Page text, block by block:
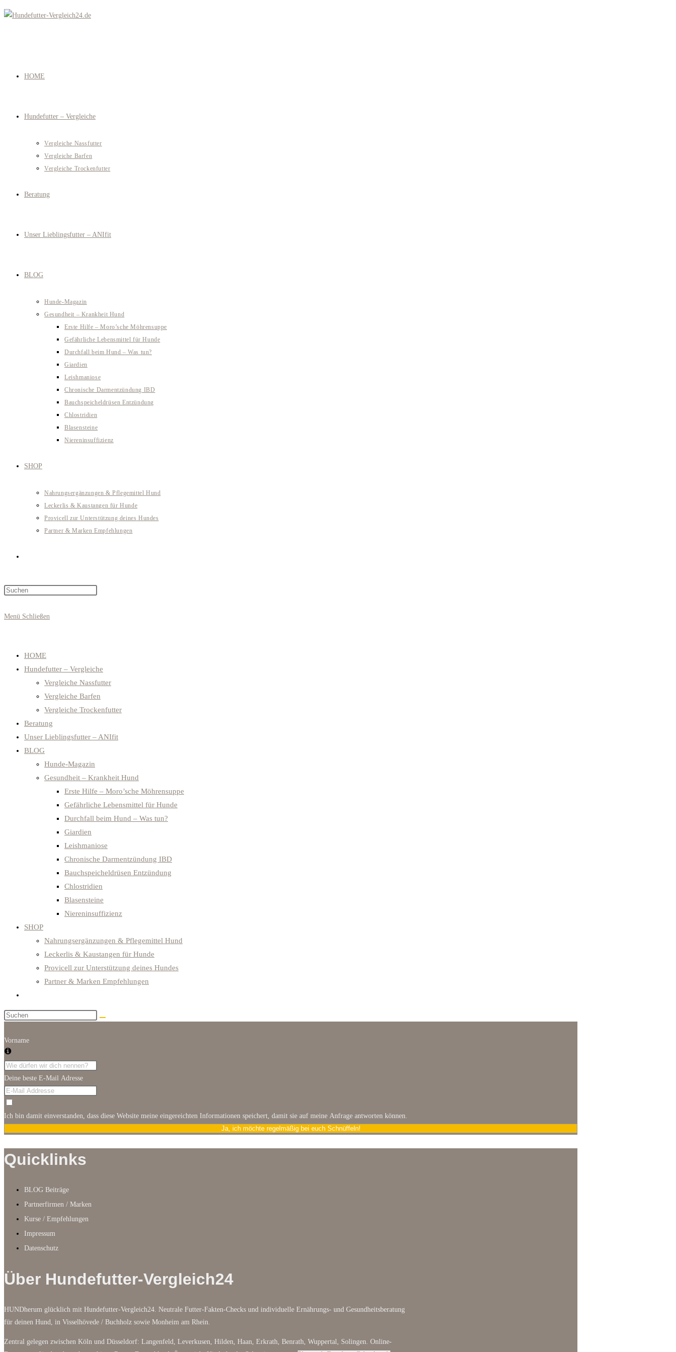
Zum
HOME
Hundefutter – Vergleiche
Vergleiche Nassfutter
Vergleiche Barfen
Vergleiche Trockenfutter
Beratung
Unser Lieblingsfutter – ANIfit
BLOG
Hunde-Magazin
Gesundheit – Krankheit Hund
Erste Hilfe – Moro’sche Möhrensuppe
Gefährliche Lebensmittel für Hunde
Durchfall beim Hund – Was tun?
Giardien
Leishmaniose
Chronische Darmentzündung IBD
Bauchspeicheldrüsen Entzündung
Chlostridien
Blasensteine
Niereninsuffizienz
SHOP
Nahrungsergänzungen & Pflegemittel Hund
Leckerlis & Kaustangen für Hunde
Provicell zur Unterstützung deines Hundes
Partner & Marken Empfehlungen
Suche
panel.
Menü Schließen
HOME
Hundefutter – Vergleiche
Vergleiche Nassfutter
Vergleiche Barfen
Vergleiche Trockenfutter
Beratung
Unser Lieblingsfutter – ANIfit
BLOG
Hunde-Magazin
Gesundheit – Krankheit Hund
Erste Hilfe – Moro’sche Möhrensuppe
Gefährliche Lebensmittel für Hunde
Durchfall beim Hund – Was tun?
Giardien
Leishmaniose
Chronische Darmentzündung IBD
Bauchspeicheldrüsen Entzündung
Chlostridien
Blasensteine
Niereninsuffizienz
SHOP
Nahrungsergänzungen & Pflegemittel Hund
Leckerlis & Kaustangen für Hunde
Provicell zur Unterstützung deines Hundes
Partner & Marken Empfehlungen
umschalten
Diese
durchsuchen
Vorname
Deine beste E-Mail Adresse
Ich bin damit einverstanden, dass diese Website meine eingereichten Informationen speichert, damit sie auf meine Anfrage antworten können.
Ja, ich möchte regelmäßig bei euch Schnüffeln!
Quicklinks
BLOG Beiträge
Partnerfirmen / Marken
Kurse / Empfehlungen
Impressum
Datenschutz
Über Hundefutter-Vergleich24
HUNDherum glücklich mit Hundefutter-Vergleich24. Neutrale Futter-Fakten-Checks und individuelle Ernährungs- und Gesundheitsberatung
für deinen Hund, in Visselhövede / Buchholz sowie Monheim am Rhein.
Zentral gelegen zwischen Köln und Düsseldorf: Langenfeld, Leverkusen, Hilden, Haan, Erkrath, Benrath, Wuppertal, Solingen. Online-